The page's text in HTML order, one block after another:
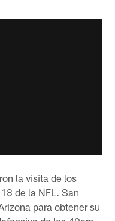
la visita de los
de la NFL. San
para obtener su